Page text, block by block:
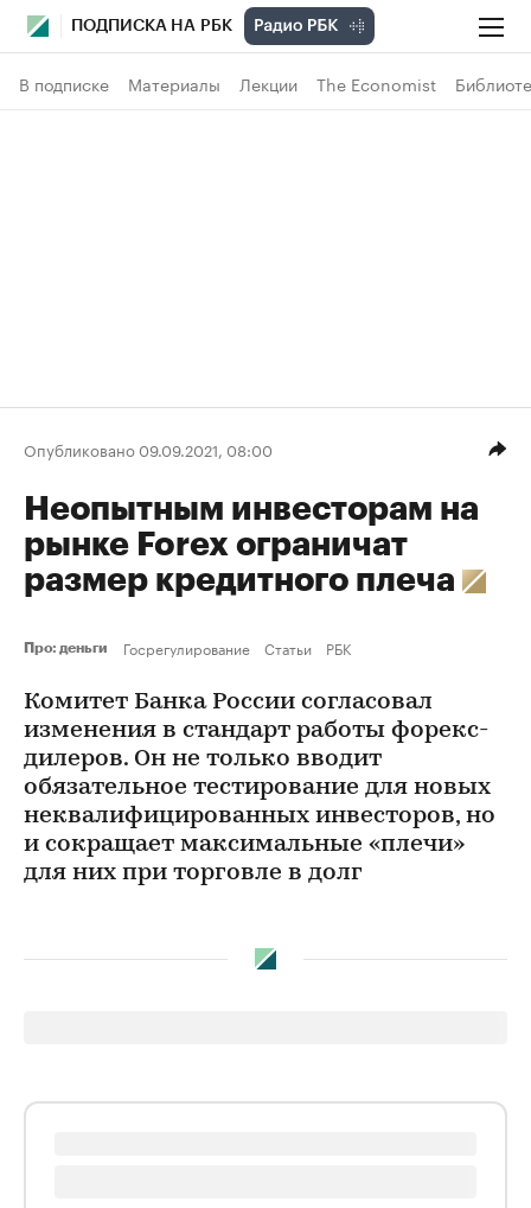
ПОДПИСКА НА РБК
В подписке Материалы Лекции The Economist
Опубликовано 09.09.2021, 08:00
Неопытным инвесторам на
рынке Forex ограничат
размер кредитного плеча
Про: деньги Госрегулирование Статьи РБК
Комитет Банка России согласовал
изменения в стандарт работы форекс-
дилеров. Он не только вводит
обязательное тестирование для новых
неквалифицированных инвесторов, но
и сокращает максимальные «плечи»
для них при торговле в долг